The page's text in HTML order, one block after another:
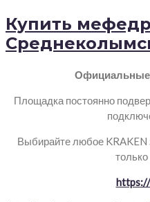
Купить
Официальные
Площадка постоянно
Выбирайте любое KRAKEN